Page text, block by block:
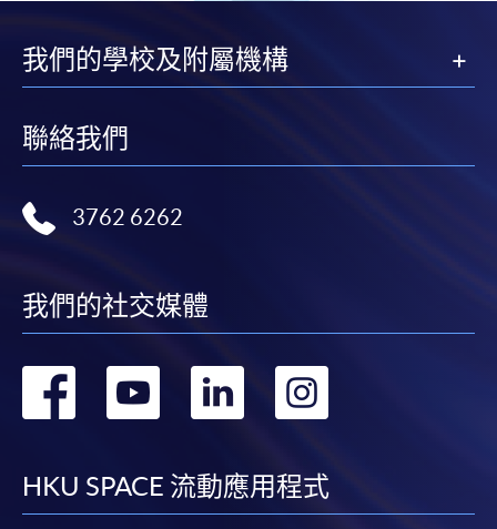
我們的學校及附屬機構
聯絡我們
3762 6262
我們的社交媒體
轉
facebook
轉
youtube
轉
linkedin
HKU SPACE 流動應用程式